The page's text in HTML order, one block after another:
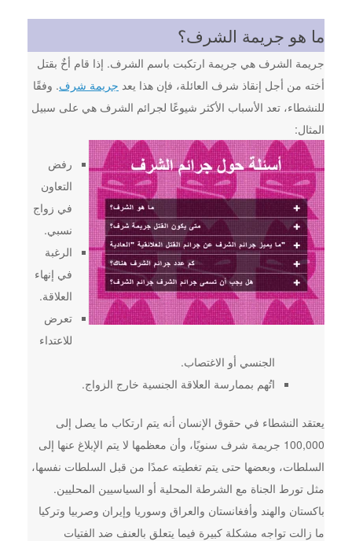
ما هو جريمة الشرف؟
جريمة الشرف هي جريمة ارتكبت باسم الشرف. إذا قام أخٌ بقتل
أخته من أجل إنقاذ شرف العائلة، فإن هذا يعد جريمة شرف. وفقًا
للنشطاء، تعد الأسباب الأكثر شيوعًا لجرائم الشرف هي على سبيل
المثال:
رفض
التعاون
في زواج
نسبي.
الرغبة
في إنهاء
العلاقة.
تعرض
للاعتداء
الجنسي أو الاغتصاب.
اتُهم بممارسة العلاقة الجنسية خارج الزواج.
يعتقد النشطاء في حقوق الإنسان أنه يتم ارتكاب ما يصل إلى
100,000 جريمة شرف سنويًا، وأن معظمها لا يتم الإبلاغ عنها إلى
السلطات، وبعضها حتى يتم تغطيته عمدًا من قبل السلطات نفسها،
مثل تورط الجناة مع الشرطة المحلية أو السياسيين المحليين.
باكستان والهند وأفغانستان والعراق وسوريا وإيران وصربيا وتركيا
ما زالت تواجه مشكلة كبيرة فيما يتعلق بالعنف ضد الفتيات